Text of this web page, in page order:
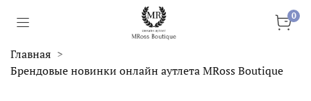
0
Главная
Брендовые новинки онлайн аутлета MRoss Boutique